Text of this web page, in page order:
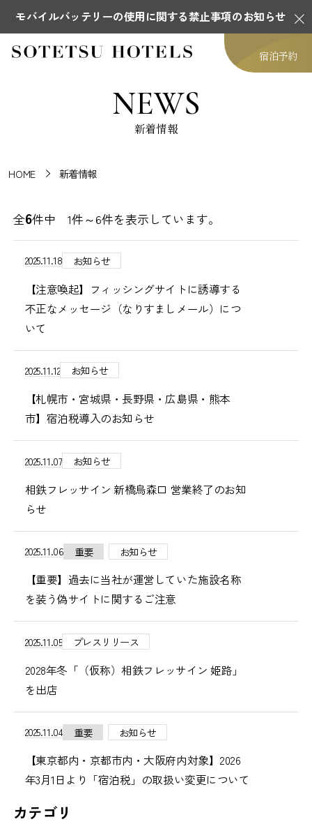
モバイルバッテリーの使用に関する禁止事項のお知らせ
宿泊予約
NEWS
新着情報
HOME 新着情報
全6件中 1件～6件を表示しています。
2025.11.18 お知らせ
【注意喚起】フィッシングサイトに誘導する
不正なメッセージ（なりすましメール）につ
いて
2025.11.12 お知らせ
【札幌市・宮城県・長野県・広島県・熊本
市】宿泊税導入のお知らせ
2025.11.07 お知らせ
相鉄フレッサイン 新橋烏森口 営業終了のお知
らせ
2025.11.06 重要 お知らせ
【重要】過去に当社が運営していた施設名称
を装う偽サイトに関するご注意
2025.11.05 プレスリリース
2028年冬「（仮称）相鉄フレッサイン 姫路」
を出店
2025.11.04 重要 お知らせ
【東京都内・京都市内・大阪府内対象】2026
年3月1日より「宿泊税」の取扱い変更について
カテゴリ